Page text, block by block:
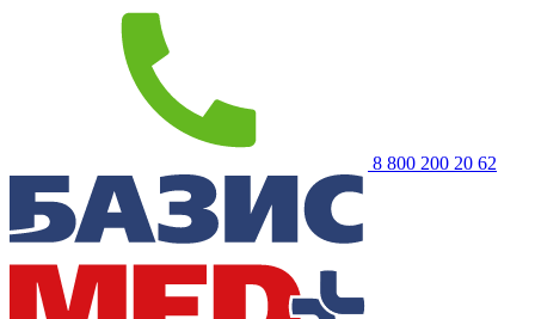
8 800 200 20 62